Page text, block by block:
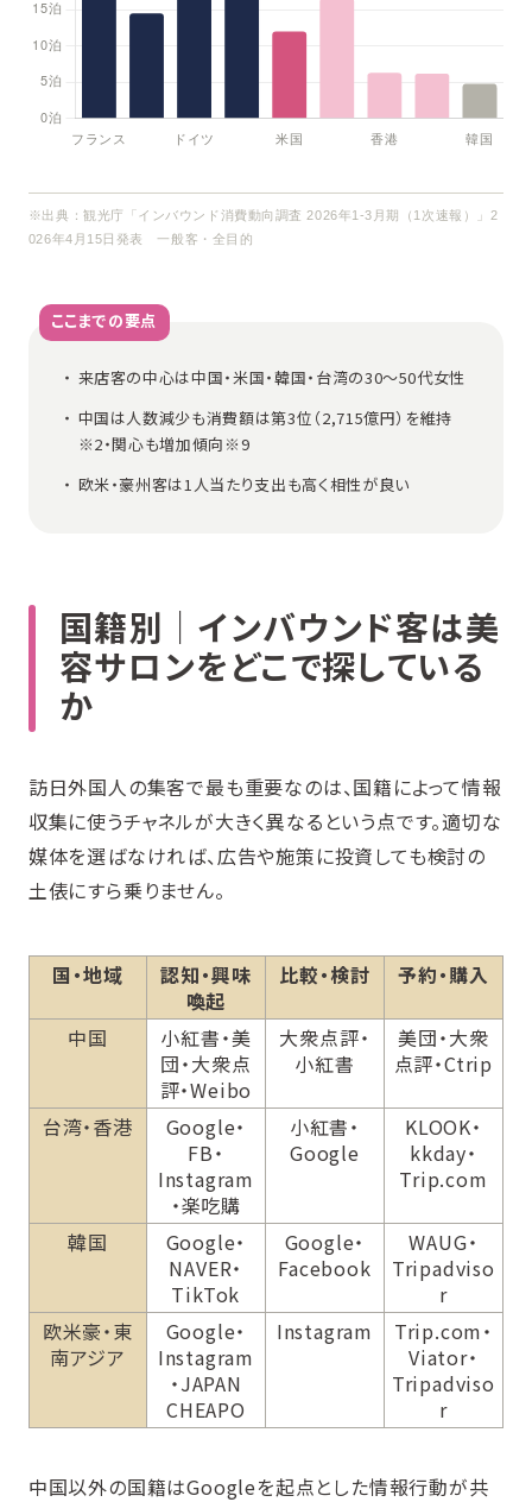
※出典：観光庁「インバウンド消費動向調査 2026年1-3月期（1次速報）」2
026年4月15日発表 一般客・全目的
ここまでの要点
来店客の中心は中国・米国・韓国・台湾の30〜50代女性
中国は人数減少も消費額は第3位（2,715億円）を維持
※2・関心も増加傾向※9
欧米・豪州客は1人当たり支出も高く相性が良い
国籍別｜インバウンド客は美
容サロンをどこで探している
か
訪日外国人の集客で最も重要なのは、国籍によって情報
収集に使うチャネルが大きく異なるという点です。適切な
媒体を選ばなければ、広告や施策に投資しても検討の
土俵にすら乗りません。
国・地域
認知・興味
喚起
比較・検討 予約・購入
中国
小紅書・美
団・大衆点
評・Weibo
大衆点評・
小紅書
美団・大衆
点評・Ctrip
台湾・香港
Google・
FB・
Instagram
・楽吃購
小紅書・
Google
KLOOK・
kkday・
Trip.com
韓国
Google・
NAVER・
TikTok
Google・
Facebook
WAUG・
Tripadviso
r
欧米豪・東
南アジア
Google・
Instagram
・JAPAN
CHEAPO
Instagram
Trip.com・
Viator・
Tripadviso
r
中国以外の国籍はGoogleを起点とした情報行動が共